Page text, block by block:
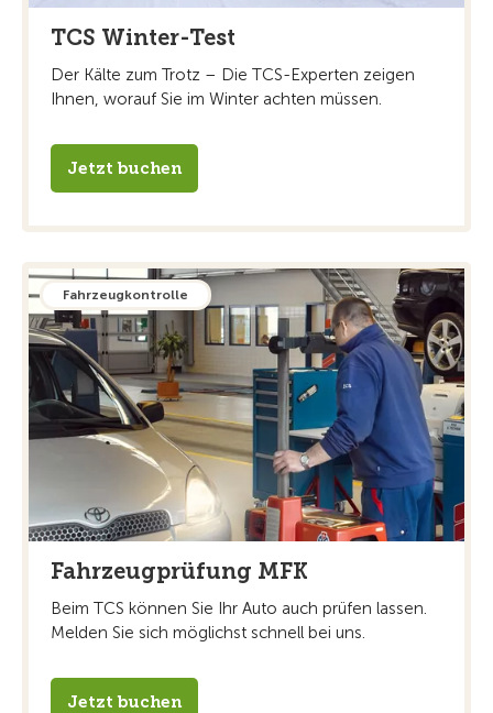
TCS Winter-Test
Der Kälte zum Trotz – Die TCS-Experten zeigen
Ihnen, worauf Sie im Winter achten müssen.
Jetzt buchen
Fahrzeugkontrolle
Fahrzeugprüfung MFK
Beim TCS können Sie Ihr Auto auch prüfen lassen.
Melden Sie sich möglichst schnell bei uns.
Jetzt buchen